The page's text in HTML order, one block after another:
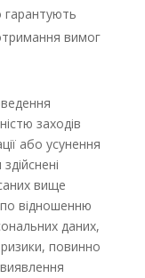
гарантують
вимог
заходів
або усунення
вище
відношенню
даних,
повинно